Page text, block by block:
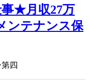
★月収27万
ンテナンス保
四